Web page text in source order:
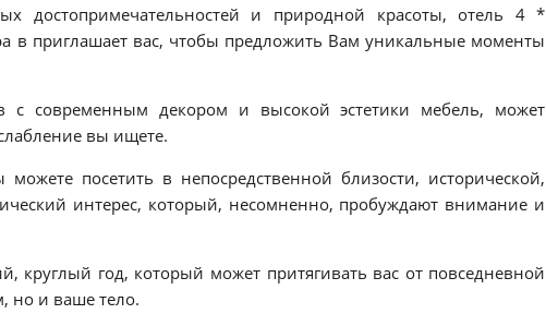
достопримечательностей и природной красоты, отель 4 *
в приглашает вас, чтобы предложить Вам уникальные моменты
современным декором и высокой эстетики мебель, может
вы ищете.
посетить в непосредственной близости, исторической,
интерес, который, несомненно, пробуждают внимание и
круглый год, который может притягивать вас от повседневной
но и ваше тело.